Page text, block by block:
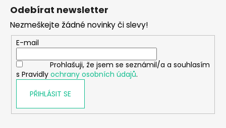
Odebírat newsletter
Nezmeškejte žádné novinky či slevy!
E-mail
Prohlašuji, že jsem se seznámil/a a souhlasím
s Pravidly ochrany osobních údajů.
PŘIHLÁSIT SE